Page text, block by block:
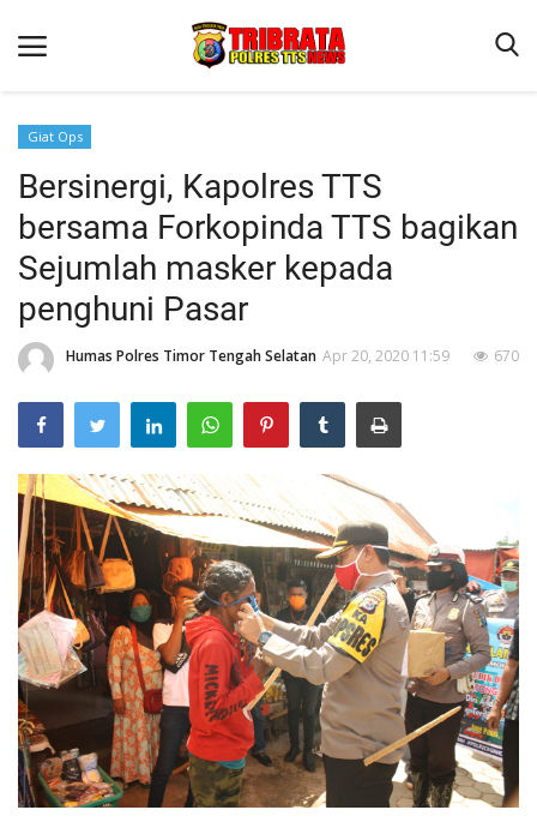
Beranda
Terms & Conditions
Reskrim
Binkam
Lantas
Giat Ops
Polisi Kita
Jurnal Kamtibmas
Giat Ops
Bersinergi, Kapolres TTS
bersama Forkopinda TTS bagikan
Sejumlah masker kepada
penghuni Pasar
Humas Polres Timor Tengah Selatan Apr 20, 2020 11:59 670